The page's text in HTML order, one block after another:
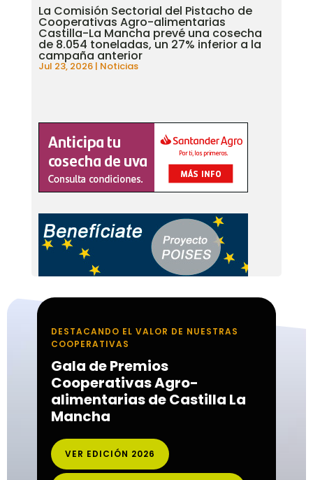
La Comisión Sectorial del Pistacho de
Cooperativas Agro-alimentarias
Castilla-La Mancha prevé una cosecha
de 8.054 toneladas, un 27% inferior a la
campaña anterior
Jul 23, 2026| Noticias
DESTACANDO EL VALOR DE NUESTRAS
COOPERATIVAS
Gala de Premios
Cooperativas Agro-
alimentarias de Castilla La
Mancha
VER EDICIÓN 2026